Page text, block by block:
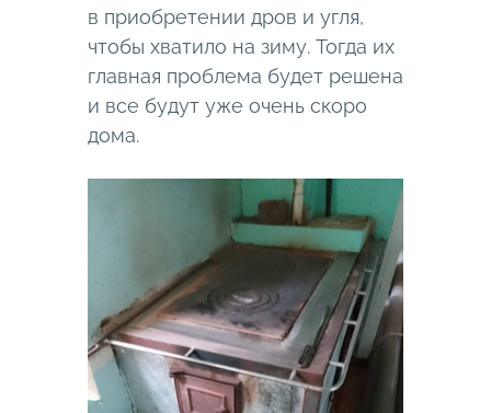
в приобретении дров и угля,
чтобы хватило на зиму. Тогда их
главная проблема будет решена
и все будут уже очень скоро
дома.